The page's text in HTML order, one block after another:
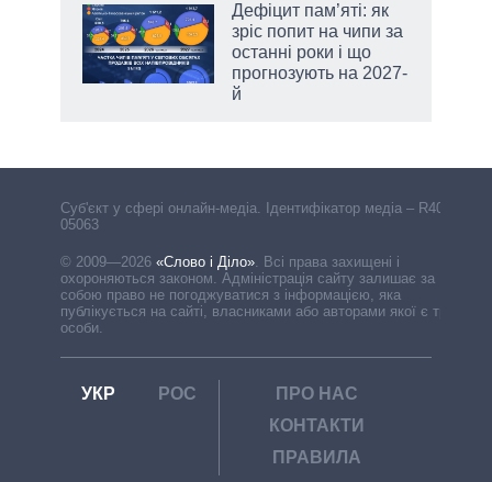
Дефіцит пам’яті: як
зріс попит на чипи за
останні роки і що
прогнозують на 2027-
й
Cуб'єкт у сфері онлайн-медіа. Ідентифікатор медіа – R40-
05063
© 2009—2026 «Слово і Діло». Всі права захищені і
охороняються законом. Адміністрація сайту залишає за
собою право не погоджуватися з інформацією, яка
публікується на сайті, власниками або авторами якої є треті
особи.
УКР РОС
ПРО НАС
КОНТАКТИ
ПРАВИЛА